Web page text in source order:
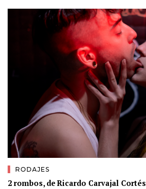
RODAJES
2 rombos, de Ricardo Carvajal Cortés